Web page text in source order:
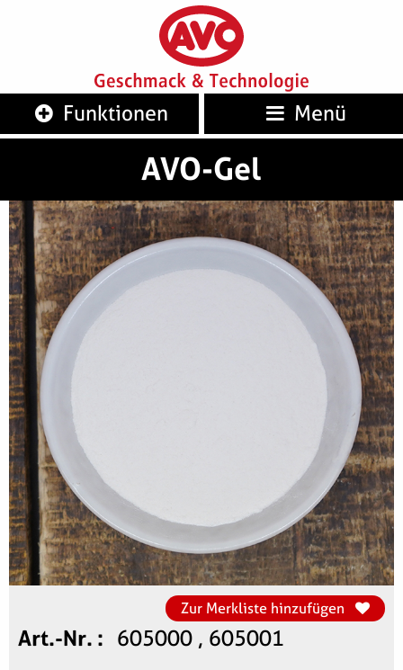
AVO
Funktionen Menü
AVO-Gel
Art.-Nr. 605000 , 605001
Zur Merkliste hinzufügen